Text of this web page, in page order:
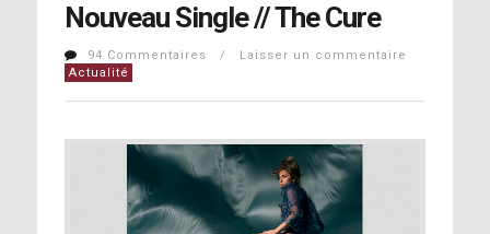
Nouveau Single // The Cure
94 Commentaires / Laisser un commentaire
Actualité